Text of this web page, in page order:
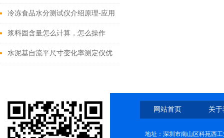
冷冻食品水分测试仪介绍原理-应用
行业
浆料固含量怎么计算，怎么操作
水泥基自流平尺寸变化率测定仪优
网站首页 关
地址：深圳市南山区科苑西